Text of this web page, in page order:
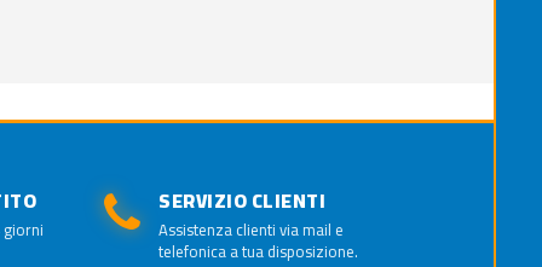
SERVIZIO CLIENTI
Assistenza clienti via mail e
telefonica a tua disposizione.